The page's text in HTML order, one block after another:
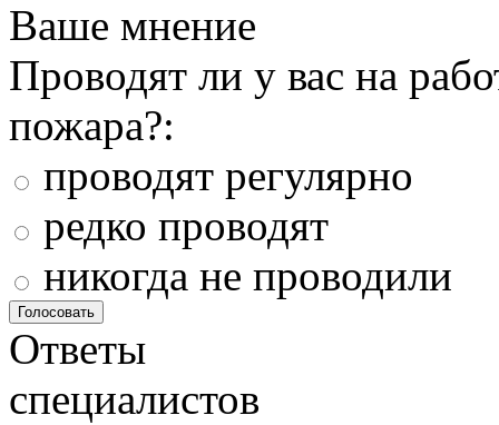
Ваше мнение
Проводят ли у вас на
пожара?:
проводят регулярно
редко проводят
никогда не проводили
Ответы
специалистов